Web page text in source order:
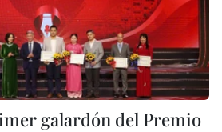
galardón del Premio